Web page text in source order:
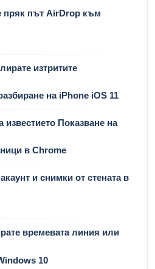
пряк път AirDrop към
изтритите
на iPhone iOS 11
известието Показване на
в Chrome
и снимки от стената в
времевата линия или
10